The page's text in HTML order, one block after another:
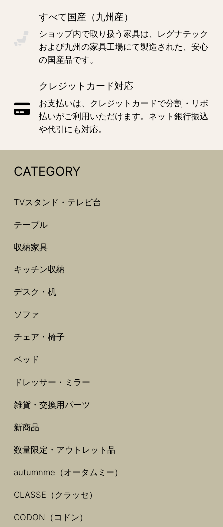
すべて国産（九州産）
ショップ内で取り扱う家具は、レグナテック
および九州の家具工場にて製造された、安心
の国産品です。
クレジットカード対応
お支払いは、クレジットカードで分割・リボ
払いがご利用いただけます。ネット銀行振込
や代引にも対応。
CATEGORY
TVスタンド・テレビ台
テーブル
収納家具
キッチン収納
デスク・机
ソファ
チェア・椅子
ベッド
ドレッサー・ミラー
雑貨・交換用パーツ
新商品
数量限定・アウトレット品
autumnme（オータムミー）
CLASSE（クラッセ）
CODON（コドン）